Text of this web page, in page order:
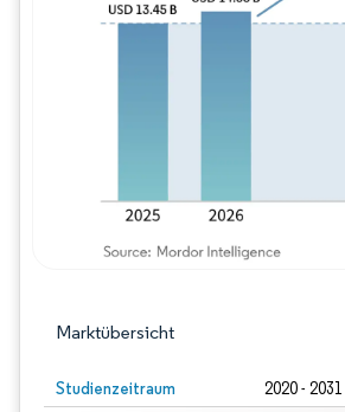
Marktübersicht
Studienzeitraum 2020 - 2031